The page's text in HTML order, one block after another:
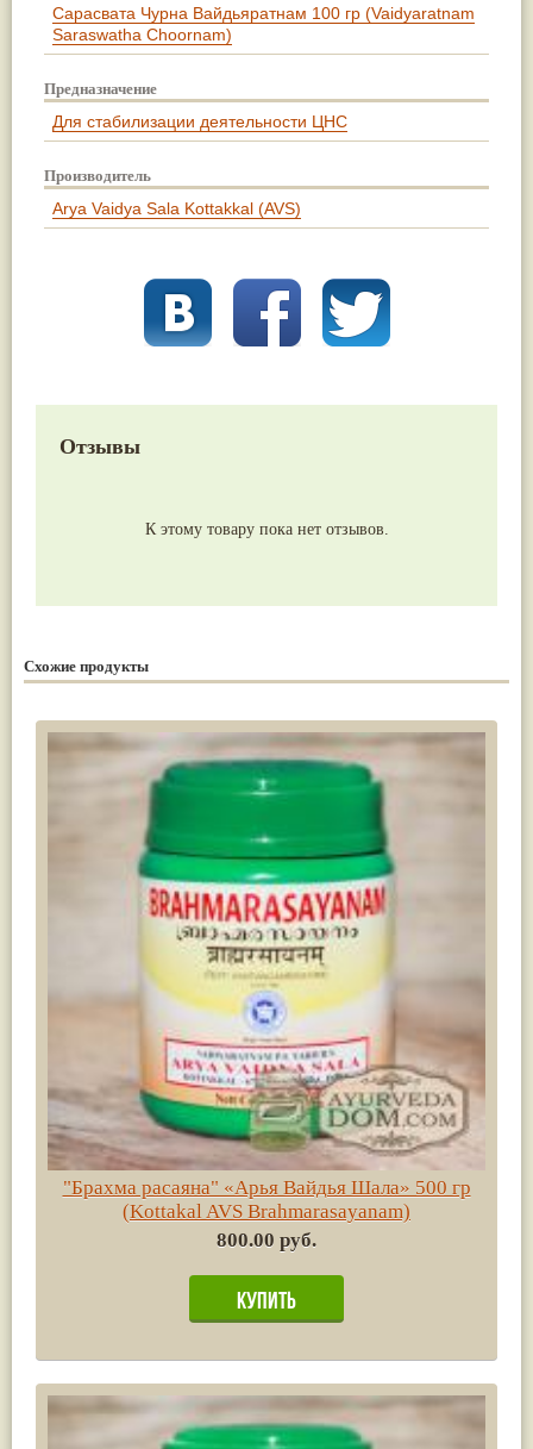
Сарасвата Чурна Вайдьяратнам 100 гр (Vaidyaratnam
Saraswatha Choornam)
Предназначение
Для стабилизации деятельности ЦНС
Производитель
Arya Vaidya Sala Kottakkal (AVS)
Отзывы
К этому товару пока нет отзывов.
Схожие продукты
"Брахма расаяна" «Арья Вайдья Шала» 500 гр
(Kottakal AVS Brahmarasayanam)
800.00 руб.